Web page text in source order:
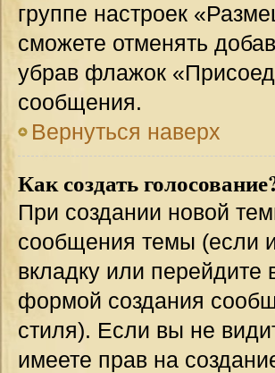
группе настроек
сможете отменять
убрав флажок
сообщения.
Вернуться наверх
Как создать
При создании новой
сообщения темы (если
вкладку или
формой создания
стиля). Если вы не
имеете прав на